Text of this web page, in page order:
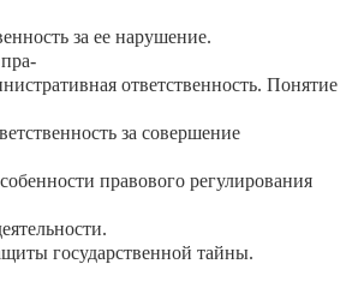
за ее нарушение.
ответственность. Понятие
за совершение
правового регулирования
государственной тайны.